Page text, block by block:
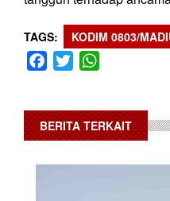
TAGS KODIM 0803/
Facebook
Twitter
BERITA TERKAIT